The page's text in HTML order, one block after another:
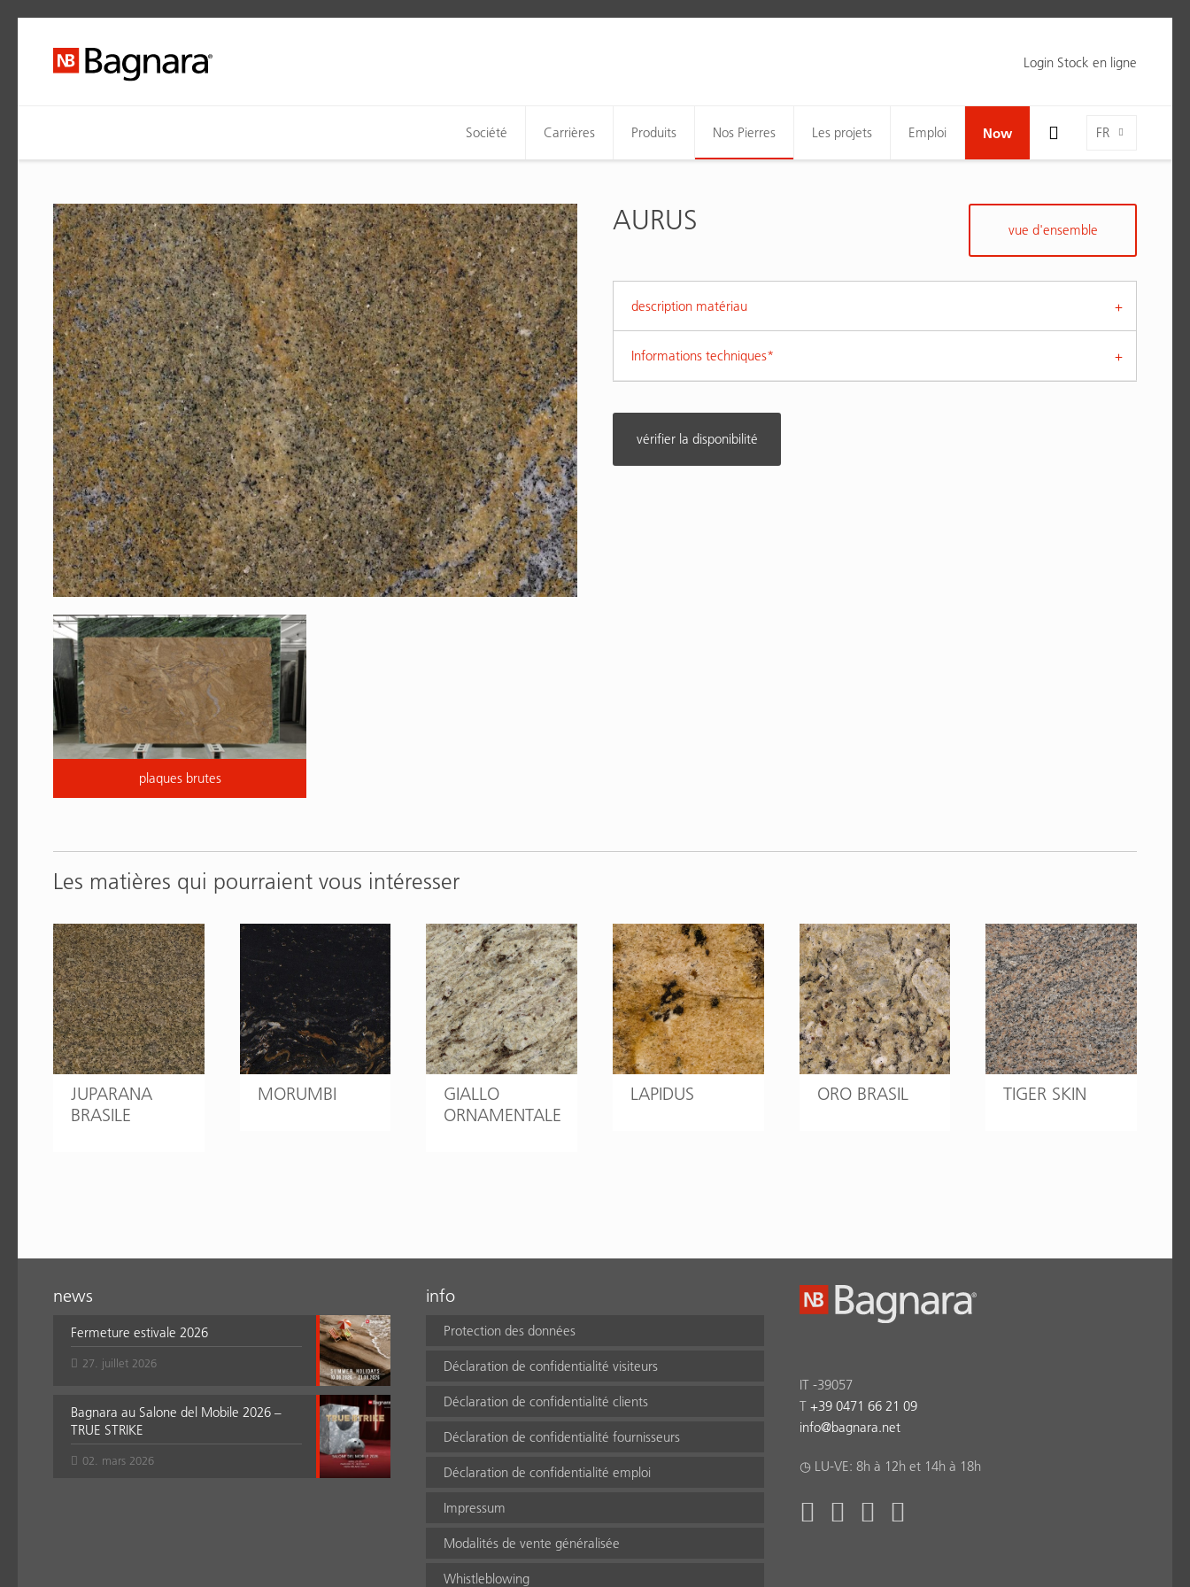
Login Stock en ligne
FR
Toggle Search Bar Visibility For Wide Screens
Société
Carrières Produits Nos Pierres Les projets Emploi Now
plaques brutes
AURUS vue d'ensemble
description matériau
Informations techniques*
vérifier la disponibilité
Les matières qui pourraient vous intéresser
JUPARANA
BRASILE
MORUMBI
GIALLO
ORNAMENTALE
LAPIDUS ORO BRASIL TIGER SKIN
news
Fermeture estivale 2026
27. juillet 2026
Bagnara au Salone del Mobile 2026 –
TRUE STRIKE
02. mars 2026
info
Protection des données
Déclaration de confidentialité visiteurs
Déclaration de confidentialité clients
Déclaration de confidentialité fournisseurs
Déclaration de confidentialité emploi
Impressum
Modalités de vente généralisée
Whistleblowing
IT -39057
T +39 0471 66 21 09
info@bagnara.net
◷ LU-VE: 8h à 12h et 14h à 18h